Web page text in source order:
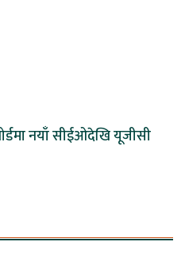
नयाँ सीईओदेखि यूजीसी